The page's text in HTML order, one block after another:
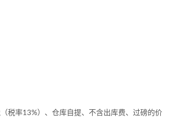
税率13%）、仓库自提、不含出库费、过磅的价